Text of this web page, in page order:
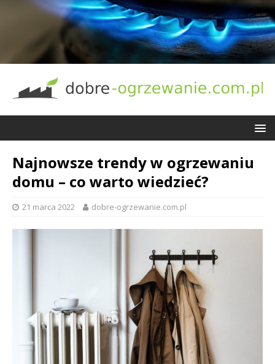
Najnowsze trendy w ogrzewaniu
domu – co warto wiedzieć?
21 marca 2022 dobre-ogrzewanie.com.pl